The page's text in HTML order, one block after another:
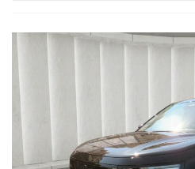
Vedi dettagli